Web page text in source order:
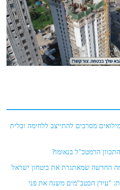
מסרבים להתייצב ללחימה ובלית
הרמטכ"ל בנאומו?
החדשה שמאתגרת את ביטחון ישראל
"עידן הכטב"מים משנה את פני